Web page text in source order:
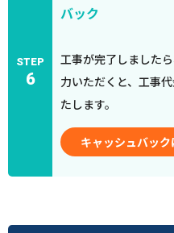
STEP
6
バック
工事が完了しました
力いただくと、工事
たします。
キャッシュバッ